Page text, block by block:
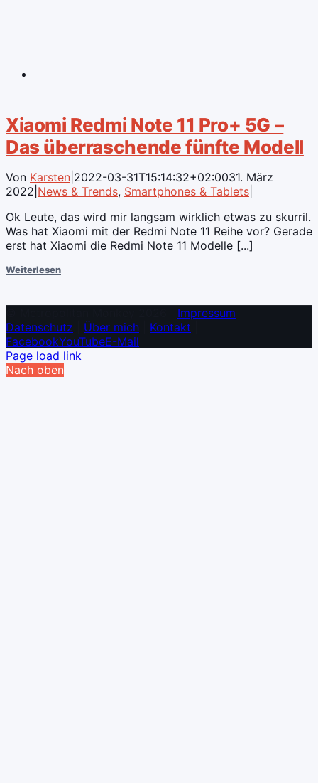
Xiaomi Redmi Note 11 Pro+ 5G –
Das überraschende fünfte Modell
Von Karsten 2022-03-31T15:14:32+02:0031. März
2022 News & Trends, Smartphones & Tablets
Ok Leute, das wird mir langsam wirklich etwas zu skurril.
Was hat Xiaomi mit der Redmi Note 11 Reihe vor? Gerade
erst hat Xiaomi die Redmi Note 11 Modelle [...]
Weiterlesen
Impressum
Datenschutz
Über mich Kontakt
FacebookYouTubeE-Mail
Page load link
Nach oben